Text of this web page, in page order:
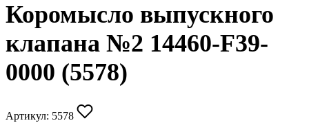
Коромысло выпускного
клапана №2 14460-F39-
0000 (5578)
Артикул: 5578